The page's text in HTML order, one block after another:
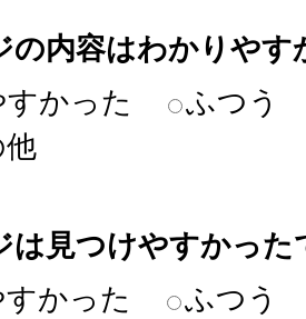
の内容はわかりやす
かった
ふつう
は見つけやすかった
かった
ふつう